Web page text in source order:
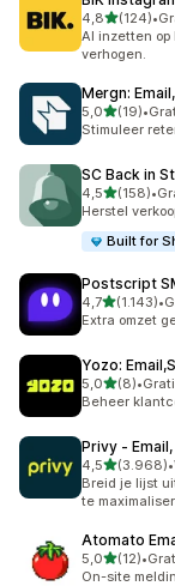
4,8van 5
(124)
124 •
AI inzetten op
verhogen.
Mergn:
5,0van 5
(19)
19 recensies
•
Stimuleer
SC Back in
4,5van 5
(158)
158 recensies
•
Herstel
Built for
Postscript
4,7van 5(1.143)
1143 •
Extra omzet
Yozo:
5,0van 5
(8)
8 recensies in
•
Beheer
Privy ‑
4,5van 5(3.968)
3968 •
Breid je lijst
te
Atomato
5,0van 5
(12)
12 recensies
•
On-site